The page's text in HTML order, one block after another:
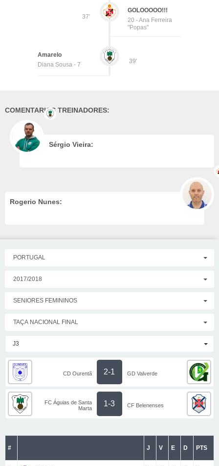
37'
GOLOOOOO!!!
20 - Ana Ferreira
"Popas"
39'
Amarelo
Diana Sousa - 7
COMENTARIOS TREINADORES:
Sérgio Vieira:
Rogerio Nunes:
PORTUGAL
2017/2018
SENIORES FEMININOS
TAÇA NACIONAL FINAL
J3
CD Ourentã 2-1 GD Valverde
FC Águias de Santa
Marta
1-3 CF Belenenses
# J V E D PTS